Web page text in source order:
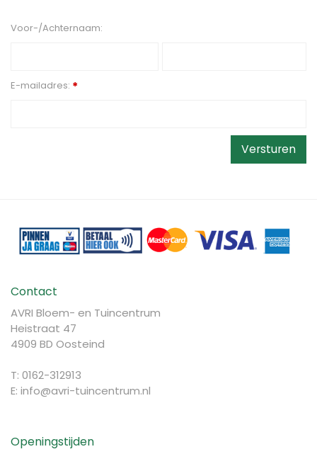
Voor-/Achternaam:
E-mailadres: *
Contact
AVRI Bloem- en Tuincentrum
Heistraat 47
4909 BD Oosteind
T: 0162-312913
E: info@avri-tuincentrum.nl
Openingstijden